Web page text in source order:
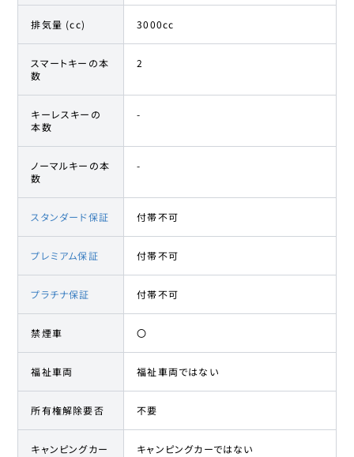
排気量 (cc) 3000cc
スマートキーの本
数
2
キーレスキーの
本数
-
ノーマルキーの本
数
-
スタンダード保証 付帯不可
プレミアム保証 付帯不可
プラチナ保証 付帯不可
禁煙車 〇
福祉車両 福祉車両ではない
所有権解除要否 不要
キャンピングカー キャンピングカーではない